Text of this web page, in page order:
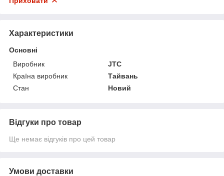
Характеристики
Основні
Виробник
JTC
Країна виробник
Тайвань
Стан
Новий
Відгуки про товар
Ще немає відгуків про цей товар
Умови доставки